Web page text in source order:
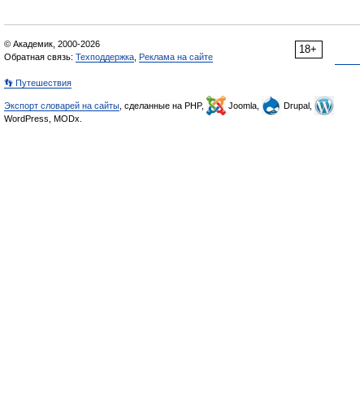
18+
© Академик, 2000-2026
Обратная связь: Техподдержка Реклама на сайте
👣 Путешествия
Экспорт словарей на сайты , сделанные на PHP, Joomla,
Drupal,
WordPress, MODx.